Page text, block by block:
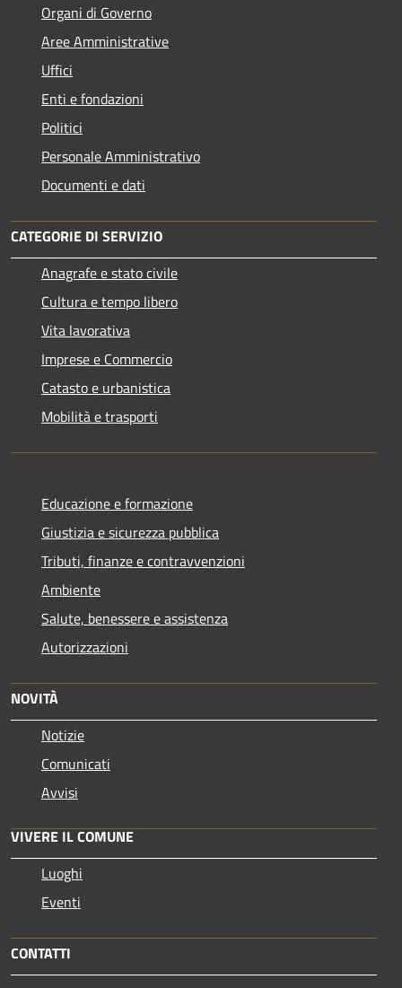
Organi di Governo
Aree Amministrative
Uffici
Enti e fondazioni
Politici
Personale Amministrativo
Documenti e dati
CATEGORIE DI SERVIZIO
Anagrafe e stato civile
Cultura e tempo libero
Vita lavorativa
Imprese e Commercio
Catasto e urbanistica
Mobilità e trasporti
Educazione e formazione
Giustizia e sicurezza pubblica
Tributi, finanze e contravvenzioni
Ambiente
Salute, benessere e assistenza
Autorizzazioni
NOVITÀ
Notizie
Comunicati
Avvisi
VIVERE IL COMUNE
Luoghi
Eventi
CONTATTI